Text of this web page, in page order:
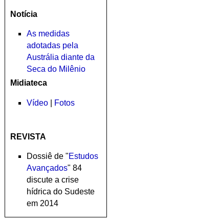
Notícia
As medidas
adotadas pela
Austrália diante da
Seca do Milênio
Midiateca
Vídeo| Fotos
REVISTA
Dossiê de "Estudos
Avançados" 84
discute a crise
hídrica do Sudeste
em 2014